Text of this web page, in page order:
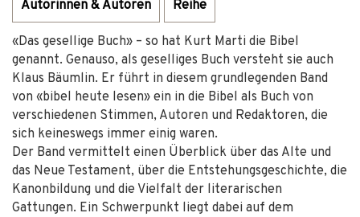
Autorinnen & Autoren Reihe
«Das gesellige Buch» – so hat Kurt Marti die Bibel
genannt. Genauso, als geselliges Buch versteht sie auch
Klaus Bäumlin. Er führt in diesem grundlegenden Band
von «bibel heute lesen» ein in die Bibel als Buch von
verschiedenen Stimmen, Autoren und Redaktoren, die
sich keineswegs immer einig waren.
Der Band vermittelt einen Überblick über das Alte und
das Neue Testament, über die Entstehungsgeschichte, die
Kanonbildung und die Vielfalt der literarischen
Gattungen. Ein Schwerpunkt liegt dabei auf dem